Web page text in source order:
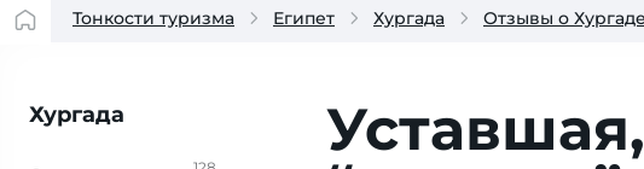
Тонкости туризма Египет Хургада Отзывы о Хургаде
Хургада